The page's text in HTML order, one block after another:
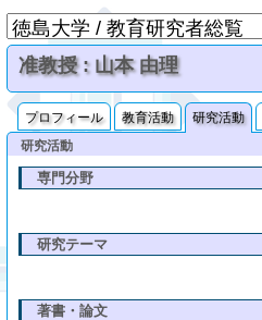
准教授 : 山本 由理
プロフィール 教育活動 研究活動
研究活動
専門分野
研究テーマ
著書・論文